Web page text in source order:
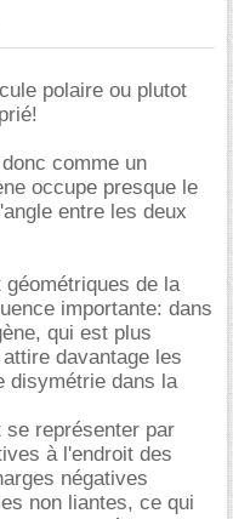
polaire ou plutot
comme un
occupe presque le
entre les deux
de la
importante: dans
qui est plus
davantage les
disymétrie dans la
se représenter par
à l'endroit des
négatives
non liantes, ce qui